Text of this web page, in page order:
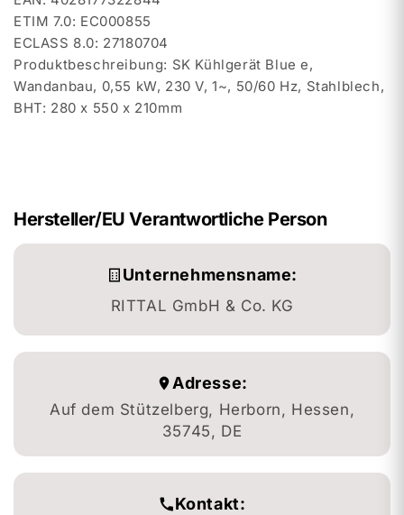
ETIM 7.0: EC000855
ECLASS 8.0: 27180704
Produktbeschreibung: SK Kühlgerät Blue e,
Wandanbau, 0,55 kW, 230 V, 1~, 50/60 Hz, Stahlblech,
BHT: 280 x 550 x 210mm
Hersteller/EU Verantwortliche Person
Unternehmensname:
RITTAL GmbH & Co. KG
Adresse:
Auf dem Stützelberg, Herborn, Hessen,
35745, DE
Kontakt: